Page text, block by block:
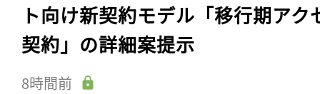
ト向け新契約モデル「移行期アク
契約」の詳細案提示
8時間前